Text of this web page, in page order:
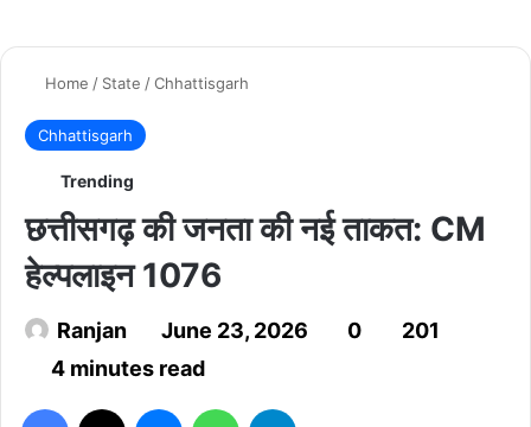
Home / State /Chhattisgarh
Chhattisgarh
Trending
छत्तीसगढ़ की जनता की नई ताकत: CM
हेल्पलाइन 1076
Ranjan June 23, 2026 0
201
4 minutes read